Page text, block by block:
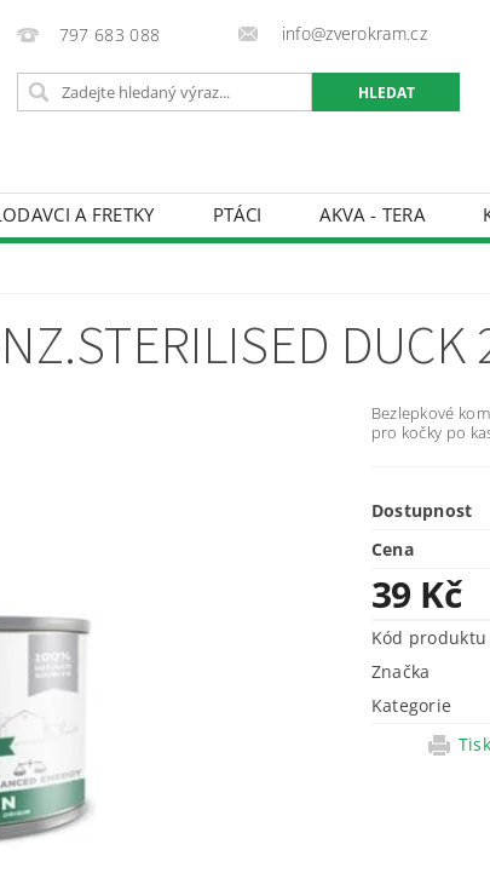
797 683 088 info@zverokram.cz
A FRETKY PTÁCI AKVA - TERA
PODMÍNKY
DUCK
Bezlepkové
pro kočky po
Dostupnost
Cena
39 Kč
Kód produktu
Značka
Kategorie
Tisk